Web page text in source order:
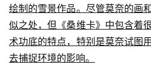
绘制的雪景作品。尽管莫奈的画
似之处，但《桑维卡》中包含着
术功底的特点，特别是莫奈试图
去捕捉环境的影响。